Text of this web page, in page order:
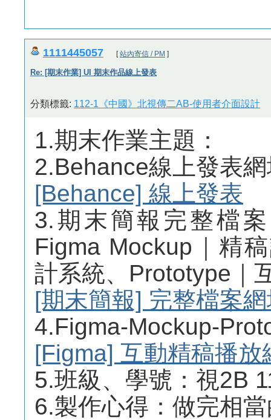
1111445057 [站內寄信 / PM ]
Re: [期末作業] UI 期末作品線上發表
分類標籤: 112-1《中國》北視傳二AB-使用者介面設計
1.期末作業主題：
2.Behance線上發表
[Behance] 線上發表
3.期末簡報完整檔
Figma Mockup｜精
計系統、Prototype｜
[期末簡報] 完整檔案
4.Figma-Mockup-
[Figma] 互動精稿播放
5.班級、學號：視2B
6.製作心得：做完相